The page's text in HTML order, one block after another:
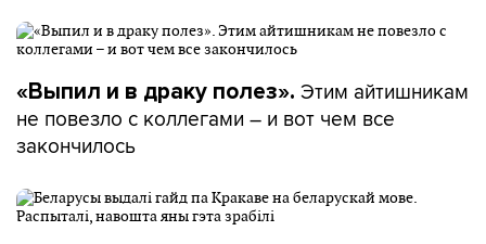
«Выпил и в драку полез». Этим айтишникам
не повезло с коллегами – и вот чем все
закончилось